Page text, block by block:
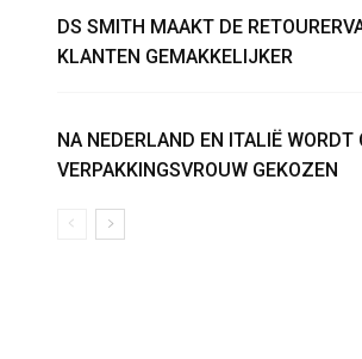
DS SMITH MAAKT DE
KLANTEN GEMAKKELIJKER
NA NEDERLAND EN ITALIË WORDT
VERPAKKINGSVROUW GEKOZEN